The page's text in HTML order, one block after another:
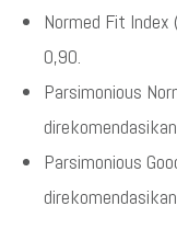
Normed Fit
0,90.
Parsimonious
Parsimonious